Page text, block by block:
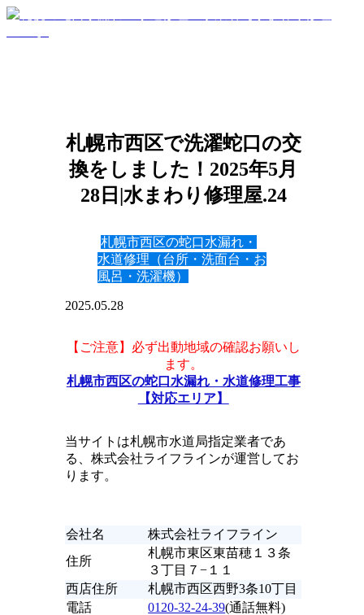
札幌市西区で洗濯蛇口の交
換をしました！2025年5月
28日|水まわり修理屋.24
札幌市西区の蛇口水漏れ・
水道修理（台所・洗面台・お
風呂・洗濯機）
2025.05.28
【ご注意】必ず出動地域の確認お願いし
ます。
札幌市西区の蛇口水漏れ・水道修理工事
【対応エリア】
当サイトは札幌市水道局指定業者であ
る、株式会社ライフラインが運営してお
ります。
会社名
株式会社ライフライン
住所
札幌市東区東苗穂１３条
３丁目７−１１
西店住所
札幌市西区西野3条10丁目
電話
0120-32-24-39(通話無料)